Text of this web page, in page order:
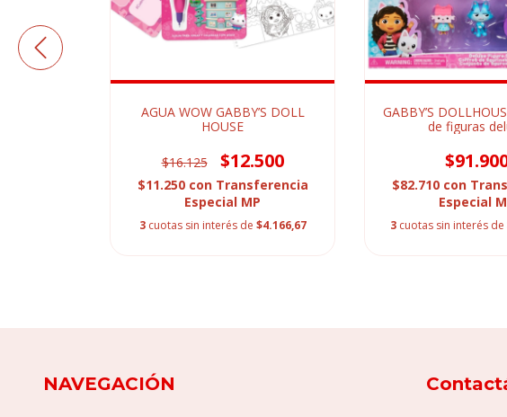
AGUA WOW GABBY’S DOLL
HOUSE
$16.125 $12.500
$11.250 con Transferencia
Especial MP
3 cuotas sin interés de $4.166,67
GABBY’S
de figuras
$82.710 con
Especial
3 cuotas sin interés de
NAVEGACIÓN